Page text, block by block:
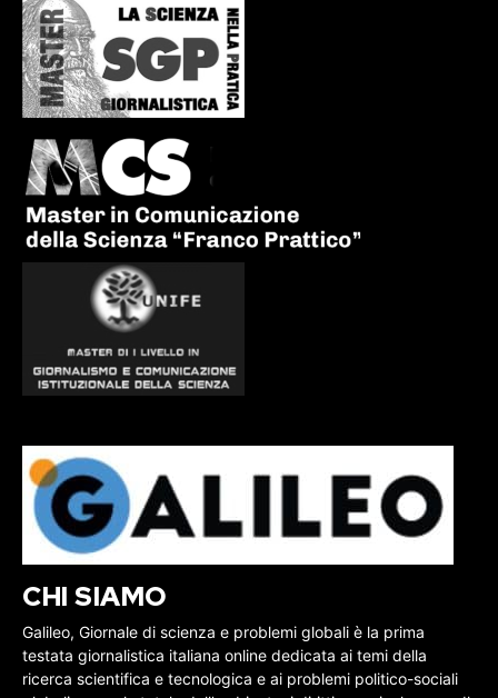
CHI SIAMO
Galileo, Giornale di scienza e problemi globali è la prima
testata giornalistica italiana online dedicata ai temi della
ricerca scientifica e tecnologica e ai problemi politico-sociali